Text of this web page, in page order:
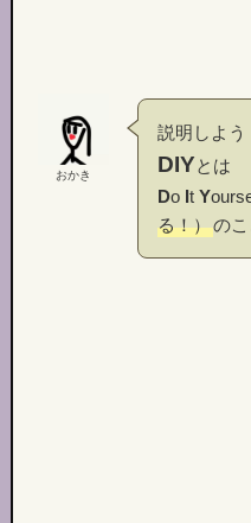
おかき
説明しよう
DIYとは
Do It Y
る！）のこ